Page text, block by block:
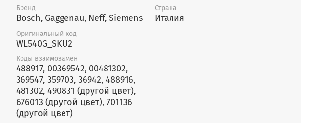
Бренд
Bosch, Gaggenau, Neff, Siemens
Страна
Италия
Оригинальный код
WL540G_SKU2
Коды взаимозамен
488917, 00369542, 00481302,
369547, 359703, 36942, 488916,
481302, 490831 (другой цвет),
676013 (другой цвет), 701136
(другой цвет)